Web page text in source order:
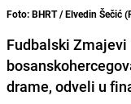
Foto: BHRT / Elvedin Šečić
Fudbalski
drame, odveli u